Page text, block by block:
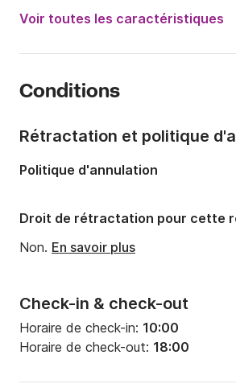
Puissance moteur:
155cv
Capacité à bord:
Voir toutes les caractéristiques
Conditions
Check-in & check-out
Horaire de check-in: 10:00
Horaire de check-out: 18:00
Rétractation et politique
Politique d'annulation
Droit de rétractation pour cette
Non. En savoir plus